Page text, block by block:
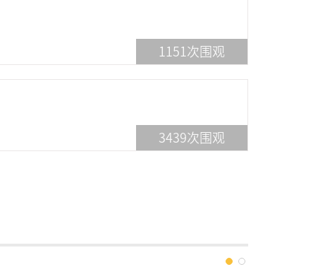
1151 次围观
3439次围观